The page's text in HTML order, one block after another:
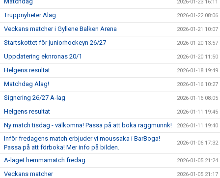
2026-01-23 16:11
Truppnyheter Alag 2026-01-22 08:06
Veckans matcher i Gyllene Balken Arena 2026-01-21 10:07
Startskottet för juniorhockeyn 26/27 2026-01-20 13:57
Uppdatering eknronas 20/1 2026-01-20 11:50
Helgens resultat 2026-01-18 19:49
Matchdag Alag! 2026-01-16 10:27
Signering 26/27 A-lag 2026-01-16 08:05
Helgens resultat 2026-01-11 19:45
Ny match tisdag - välkomna! Passa på att boka raggmunnk! 2026-01-11 19:40
Inför fredagens match erbjuder vi moussaka i BarBoga!
Passa på att förboka! Mer info på bilden.
2026-01-06 17:32
A-laget hemmamatch fredag 2026-01-05 21:24
Veckans matcher 2026-01-05 21:17